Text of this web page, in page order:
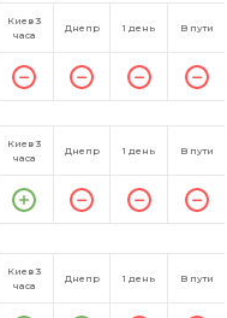
Киев 3
часа
Днепр 1 день В пути
Киев 3
часа
Днепр 1 день В пути
Киев 3
часа
Днепр 1 день В пути